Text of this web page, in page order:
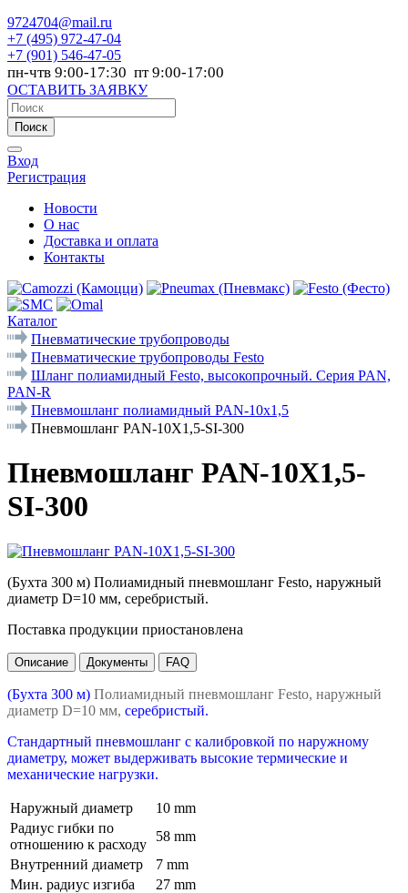
9724704@mail.ru
+7 (495) 972-47-04
+7 (901) 546-47-05
пн-чтв 9:00-17:30 пт 9:00-17:00
ОСТАВИТЬ ЗАЯВКУ
Поиск
Вход
Регистрация
Новости
О нас
Доставка и оплата
Контакты
Каталог
Пневматические трубопроводы
Пневматические трубопроводы Festo
Шланг полиамидный Festo, высокопрочный. Серия PAN,
PAN-R
Пневмошланг полиамидный PAN-10x1,5
Пневмошланг PAN-10X1,5-SI-300
Пневмошланг PAN-10X1,5-
SI-300
(Бухта 300 м) Полиамидный пневмошланг Festo, наружный
диаметр D=10 мм, серебристый.
Поставка продукции приостановлена
Описание Документы FAQ
(Бухта 300 м) Полиамидный пневмошланг Festo, наружный
диаметр D=10 мм, серебристый.
Стандартный пневмошланг с калибровкой по наружному
диаметру, может выдерживать высокие термические и
механические нагрузки.
Наружный диаметр
10 mm
Радиус гибки по
отношению к расходу
58 mm
Внутренний диаметр
7 mm
Мин. радиус изгиба
27 mm